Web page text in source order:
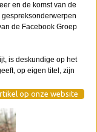
en de komst van de
de Facebook Groep
is deskundige op het
op eigen titel, zijn
op onze website